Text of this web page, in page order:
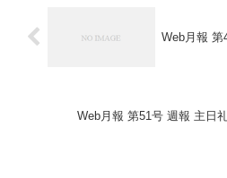
Web月報 第
Web月報 第51号 週報 主日